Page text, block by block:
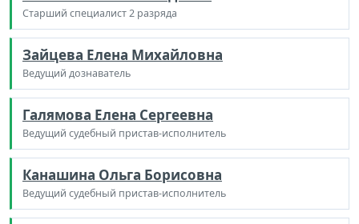
Старший специалист 2 разряда
Зайцева Елена Михайловна
Ведущий дознаватель
Галямова Елена Сергеевна
Ведущий судебный пристав-исполнитель
Канашина Ольга Борисовна
Ведущий судебный пристав-исполнитель